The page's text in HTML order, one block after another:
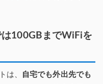
100GBまでWiFiを
は、
自宅でも外出先でも